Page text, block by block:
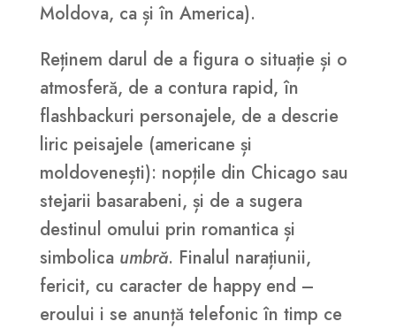
Moldova, ca și în America).
Reținem darul de a figura o situație și o
atmosferă, de a contura rapid, în
flashbackuri personajele, de a descrie
liric peisajele (americane și
moldovenești): nopțile din Chicago sau
stejarii basarabeni, și de a sugera
destinul omului prin romantica și
simbolica umbră. Finalul narațiunii,
fericit, cu caracter de happy end –
eroului i se anunță telefonic în timp ce